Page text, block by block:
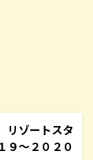
ゾートスタ
～２０２０